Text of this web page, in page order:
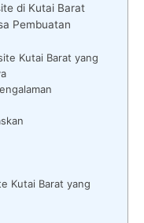
di Kutai Barat
Pembuatan
Kutai Barat yang
Kutai Barat yang